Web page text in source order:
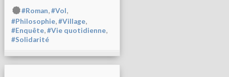
#Roman #Vol
#Philosophie,#Village,
#Enquête,#Vie quotidienne,
#Solidarité